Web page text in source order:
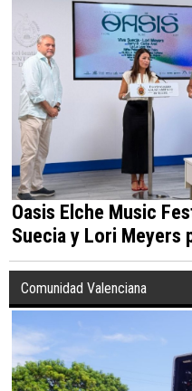
Oasis Elche Music
Suecia y Lori Meyers
Comunidad Valenciana